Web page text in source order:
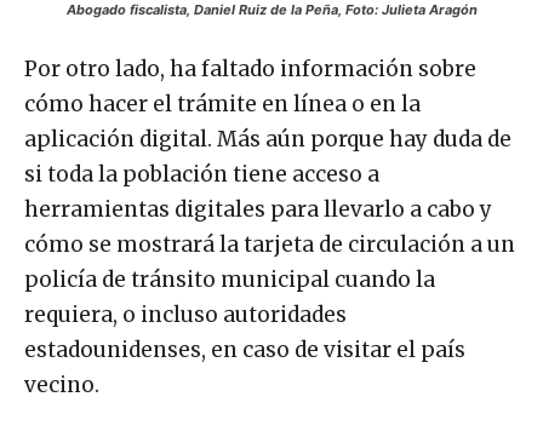
Abogado fiscalista, Daniel Ruiz de la Peña, Foto: Julieta Aragón
Por otro lado, ha faltado información sobre
cómo hacer el trámite en línea o en la
aplicación digital. Más aún porque hay duda de
si toda la población tiene acceso a
herramientas digitales para llevarlo a cabo y
cómo se mostrará la tarjeta de circulación a un
policía de tránsito municipal cuando la
requiera, o incluso autoridades
estadounidenses, en caso de visitar el país
vecino.